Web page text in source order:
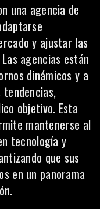
una agencia de
y ajustar las
agencias están
dinámicos y a
objetivo. Esta
mantenerse al
tecnología y
que sus
en un panorama